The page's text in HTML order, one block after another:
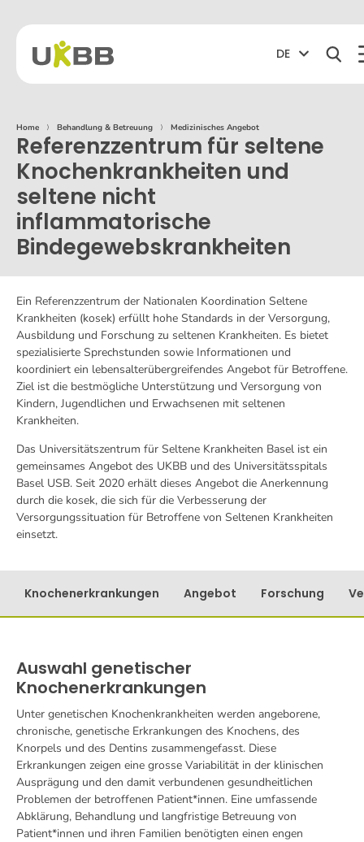
DE
Home ⟩ Behandlung & Betreuung ⟩ Medizinisches Angebot
Referenzzentrum für seltene
Knochenkrankheiten und
seltene nicht
inflammatorische
Bindegewebskrankheiten
Ein Referenzzentrum der Nationalen Koordination Seltene
Krankheiten (kosek) erfüllt hohe Standards in der Versorgung,
Ausbildung und Forschung zu seltenen Krankheiten. Es bietet
spezialisierte Sprechstunden sowie Informationen und
koordiniert ein lebensalterübergreifendes Angebot für Betroffene.
Ziel ist die bestmögliche Unterstützung und Versorgung von
Kindern, Jugendlichen und Erwachsenen mit seltenen
Krankheiten.
Das Universitätszentrum für Seltene Krankheiten Basel ist ein
gemeinsames Angebot des UKBB und des Universitätsspitals
Basel USB. Seit 2020 erhält dieses Angebot die Anerkennung
durch die kosek, die sich für die Verbesserung der
Versorgungssituation für Betroffene von Seltenen Krankheiten
einsetzt.
Auswahl genetischer
Knochenerkrankungen
Unter genetischen Knochenkrankheiten werden angeborene,
chronische, genetische Erkrankungen des Knochens, des
Knorpels und des Dentins zusammengefasst. Diese
Erkrankungen zeigen eine grosse Variabilität in der klinischen
Ausprägung und den damit verbundenen gesundheitlichen
Problemen der betroffenen Patient*innen. Eine umfassende
Abklärung, Behandlung und langfristige Betreuung von
Patient*innen und ihren Familien benötigten einen engen
Knochenerkrankungen Angebot Forschung